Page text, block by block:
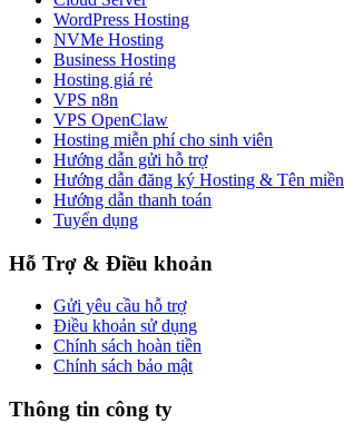
WordPress Hosting
NVMe Hosting
Business Hosting
Hosting giá rẻ
VPS n8n
VPS OpenClaw
Hosting miễn phí cho sinh viên
Hướng dẫn gửi hỗ trợ
Hướng dẫn đăng ký Hosting & Tên miền
Hướng dẫn thanh toán
Tuyển dụng
Hỗ Trợ & Điều khoản
Gửi yêu cầu hỗ trợ
Điều khoản sử dụng
Chính sách hoàn tiền
Chính sách bảo mật
Thông tin công ty